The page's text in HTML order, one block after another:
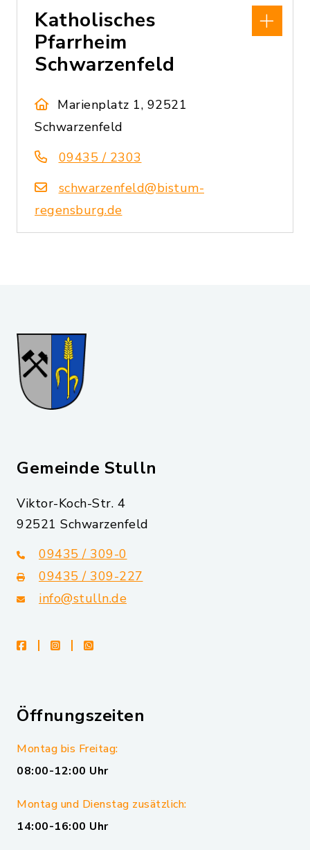
Katholisches
Pfarrheim
Schwarzenfeld
Marienplatz 1, 92521
Schwarzenfeld
09435 / 2303
schwarzenfeld@bistum-
regensburg.de
Gemeinde Stulln
Viktor-Koch-Str. 4
92521 Schwarzenfeld
09435 / 309-0
09435 / 309-227
info@stulln.de
facebookinstagramwhatsapp
Öffnungszeiten
Montag bis Freitag:
08:00-12:00 Uhr
Montag und Dienstag zusätzlich:
14:00-16:00 Uhr